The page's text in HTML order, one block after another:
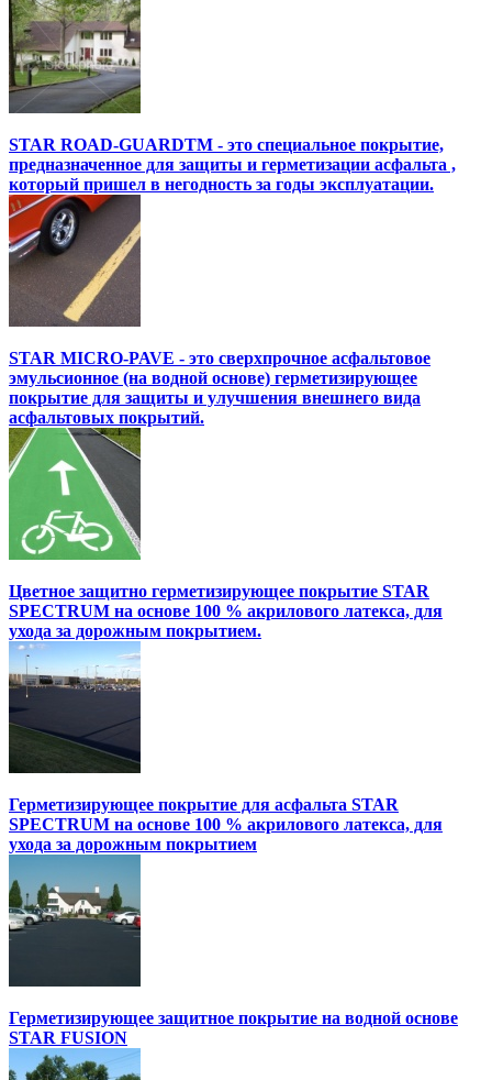
STAR ROAD-GUARDTM - это специальное покрытие,
предназначенное для защиты и герметизации асфальта ,
который пришел в негодность за годы эксплуатации.
STAR MICRO-PAVE - это сверхпрочное асфальтовое
эмульсионное (на водной основе) герметизирующее
покрытие для защиты и улучшения внешнего вида
асфальтовых покрытий.
Цветное защитно герметизирующее покрытие STAR
SPECTRUM на основе 100 % акрилового латекса, для
ухода за дорожным покрытием.
Герметизирующее покрытие для асфальта STAR
SPECTRUM на основе 100 % акрилового латекса, для
ухода за дорожным покрытием
Герметизирующее защитное покрытие на водной основе
STAR FUSION